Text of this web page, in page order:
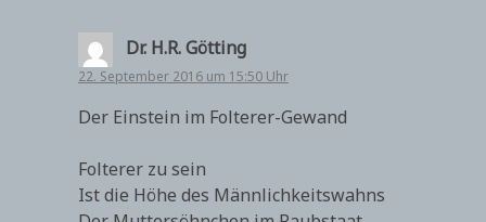
Dr. H.R. Götting
22. September 2016 um 15:50 Uhr
Der Einstein im Folterer-Gewand
Folterer zu sein
Ist die Höhe des Männlichkeitswahns